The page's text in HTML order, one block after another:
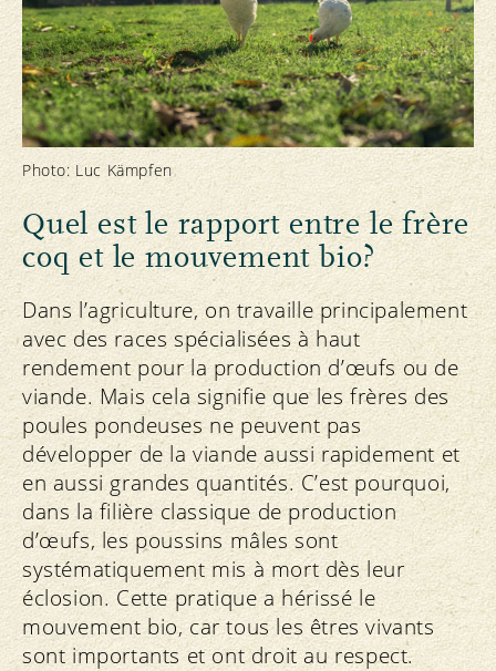
Photo: Luc Kämpfen
Quel est le rapport entre le frère
coq et le mouvement bio?
Dans l’agriculture, on travaille principalement
avec des races spécialisées à haut
rendement pour la production d’œufs ou de
viande. Mais cela signifie que les frères des
poules pondeuses ne peuvent pas
développer de la viande aussi rapidement et
en aussi grandes quantités. C’est pourquoi,
dans la filière classique de production
d’œufs, les poussins mâles sont
systématiquement mis à mort dès leur
éclosion. Cette pratique a hérissé le
mouvement bio, car tous les êtres vivants
sont importants et ont droit au respect.